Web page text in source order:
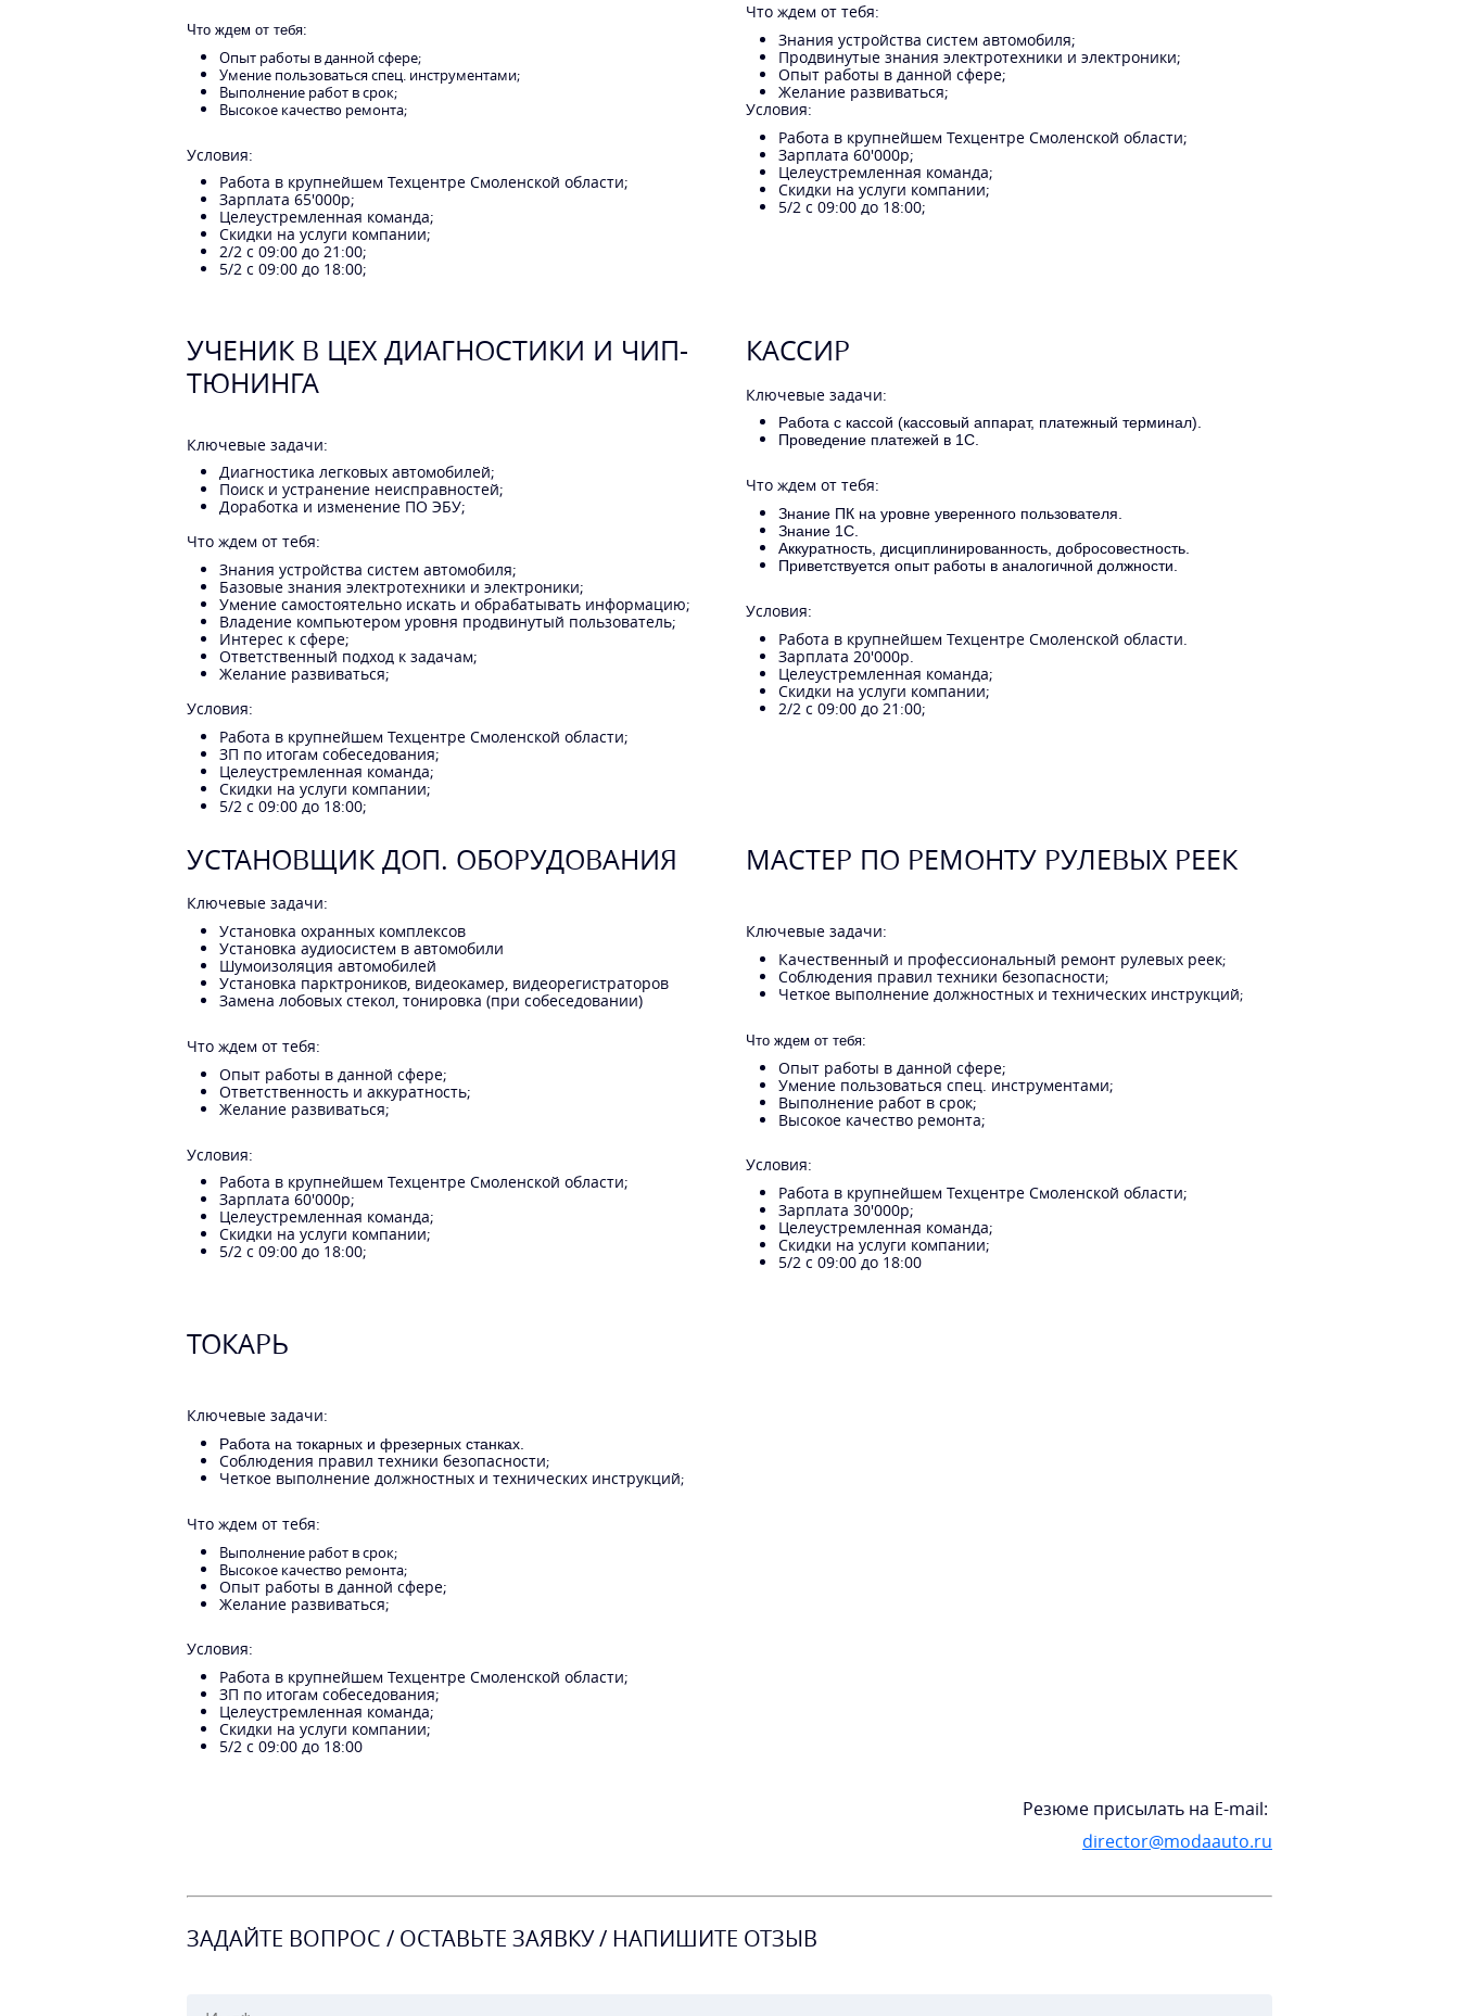
Что ждем от тебя:
Опыт работы в данной сфере;
Умение пользоваться спец. инструментами;
Выполнение работ в срок;
Высокое качество ремонта;
Условия:
Работа в крупнейшем Техцентре Смоленской области;
Зарплата 65'000р;
Целеустремленная команда;
Скидки на услуги компании;
2/2 с 09:00 до 21:00;
5/2 с 09:00 до 18:00;
Что ждем от тебя:
Знания устройства систем автомобиля;
Продвинутые знания электротехники и электроники;
Опыт работы в данной сфере;
Желание развиваться;
Условия:
Работа в крупнейшем Техцентре Смоленской области;
Зарплата 60'000р;
Целеустремленная команда;
Скидки на услуги компании;
5/2 с 09:00 до 18:00;
УЧЕНИК В ЦЕХ ДИАГНОСТИКИ И ЧИП-
ТЮНИНГА
Ключевые задачи:
Диагностика легковых автомобилей;
Поиск и устранение неисправностей;
Доработка и изменение ПО ЭБУ;
Что ждем от тебя:
Знания устройства систем автомобиля;
Базовые знания электротехники и электроники;
Умение самостоятельно искать и обрабатывать информацию;
Владение компьютером уровня продвинутый пользователь;
Интерес к сфере;
Ответственный подход к задачам;
Желание развиваться;
Условия:
Работа в крупнейшем Техцентре Смоленской области;
ЗП по итогам собеседования;
Целеустремленная команда;
Скидки на услуги компании;
5/2 с 09:00 до 18:00;
КАССИР
Ключевые задачи:
Работа с кассой (кассовый аппарат, платежный терминал).
Проведение платежей в 1С.
Что ждем от тебя:
Знание ПК на уровне уверенного пользователя.
Знание 1С.
Аккуратность, дисциплинированность, добросовестность.
Приветствуется опыт работы в аналогичной должности.
Условия:
Работа в крупнейшем Техцентре Смоленской области.
Зарплата 20'000р.
Целеустремленная команда;
Скидки на услуги компании;
2/2 с 09:00 до 21:00;
УСТАНОВЩИК ДОП. ОБОРУДОВАНИЯ
Ключевые задачи:
Установка охранных комплексов
Установка аудиосистем в автомобили
Шумоизоляция автомобилей
Установка парктроников, видеокамер, видеорегистраторов
Замена лобовых стекол, тонировка (при собеседовании)
Что ждем от тебя:
Опыт работы в данной сфере;
Ответственность и аккуратность;
Желание развиваться;
Условия:
Работа в крупнейшем Техцентре Смоленской области;
Зарплата 60'000р;
Целеустремленная команда;
Скидки на услуги компании;
5/2 с 09:00 до 18:00;
МАСТЕР ПО РЕМОНТУ РУЛЕВЫХ РЕЕК
Ключевые задачи:
Качественный и профессиональный ремонт рулевых реек;
Соблюдения правил техники безопасности;
Четкое выполнение должностных и технических инструкций;
Что ждем от тебя:
Опыт работы в данной сфере;
Умение пользоваться спец. инструментами;
Выполнение работ в срок;
Высокое качество ремонта;
Условия:
Работа в крупнейшем Техцентре Смоленской области;
Зарплата 30'000р;
Целеустремленная команда;
Скидки на услуги компании;
5/2 с 09:00 до 18:00
ТОКАРЬ
Ключевые задачи:
Работа на токарных и фрезерных станках.
Соблюдения правил техники безопасности;
Четкое выполнение должностных и технических инструкций;
Что ждем от тебя:
Выполнение работ в срок;
Высокое качество ремонта;
Опыт работы в данной сфере;
Желание развиваться;
Условия:
Работа в крупнейшем Техцентре Смоленской области;
ЗП по итогам собеседования;
Целеустремленная команда;
Скидки на услуги компании;
5/2 с 09:00 до 18:00
Резюме присылать на E-mail:
director@modaauto.ru
ЗАДАЙТЕ ВОПРОС / ОСТАВЬТЕ ЗАЯВКУ / НАПИШИТЕ ОТЗЫВ